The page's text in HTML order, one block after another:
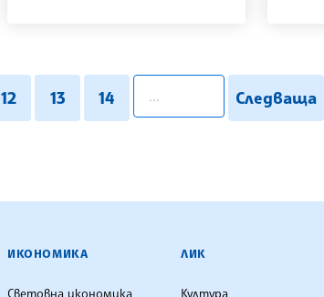
12 13 14
pagination.search
Следваща
ИКОНОМИКА
Световна икономика
ЛИК
Култура